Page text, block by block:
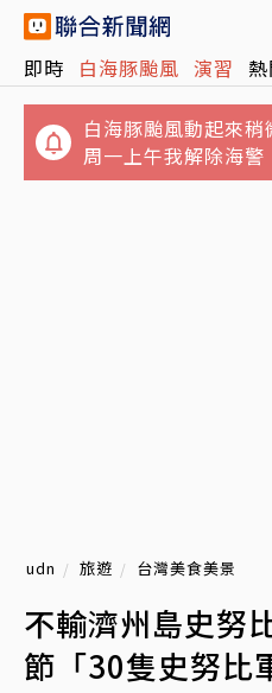
即時 白海豚颱風 演習
白海豚颱風動起來
周一上午我解除海警
udn 旅遊 台灣美食美景
不輸濟州島史努
節「30隻史努比